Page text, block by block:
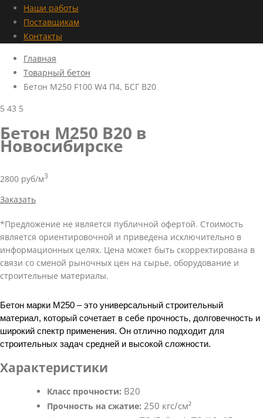
Наши работы
Поставщикам
Контакты
Главная
Товарный бетон
Бетон M250 F100 W4 П4, БСГ В20
5 43 5
Бетон М250 В20 в
Новосибирске
2800 руб/м3
Заказать
*Предложение не является публичной офертой. Стоимость
является ориентировочной и приведена исключительно в
информационных целях. Цена может быть скорректирована в
связи со сменой рыночных цен на сырье, оборудование и
строительные материалы.
Бетон марки М250 – это универсальный строительный
материал, который сочетает в себе прочность, долговечность и
широкий спектр применения. Он отлично подходит для
строительных задач средней и высокой сложности.
Характеристики
Класс прочности: В20
Прочность на сжатие: 250 кгс/см²